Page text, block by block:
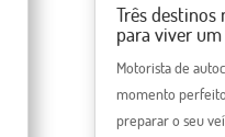
Três destinos
para viver
Motorista de
momento
preparar o seu